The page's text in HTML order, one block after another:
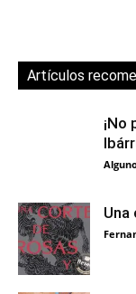
Artículos
¡No